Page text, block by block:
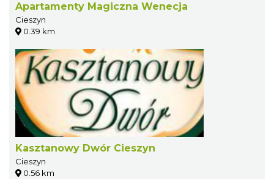
Apartamenty Magiczna Wenecja
Cieszyn
0.39 km
Kasztanowy Dwór Cieszyn
Cieszyn
0.56 km